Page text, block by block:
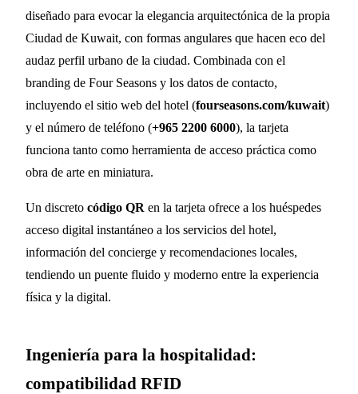
diseñado para evocar la elegancia arquitectónica de la propia
Ciudad de Kuwait, con formas angulares que hacen eco del
audaz perfil urbano de la ciudad. Combinada con el
branding de Four Seasons y los datos de contacto,
incluyendo el sitio web del hotel (fourseasons.com/kuwait)
y el número de teléfono (+965 2200 6000), la tarjeta
funciona tanto como herramienta de acceso práctica como
obra de arte en miniatura.
Un discreto código QR en la tarjeta ofrece a los huéspedes
acceso digital instantáneo a los servicios del hotel,
información del concierge y recomendaciones locales,
tendiendo un puente fluido y moderno entre la experiencia
física y la digital.
Ingeniería para la hospitalidad:
compatibilidad RFID